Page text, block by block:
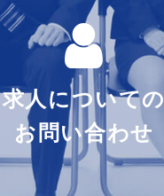
求人についての
お問い合わせ